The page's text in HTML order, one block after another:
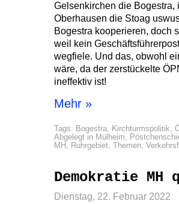
Gelsenkirchen die Bogestra,
Oberhausen die Stoag
Bogestra kooperieren, doch
weil kein
wegfiele. Und das, obwohl
wäre, da der zerstückelte
ineffektiv ist!
Mehr »
Tags: Bogestra, Kirchturmspolitik,
Abgelegt in Mülheim,
MH , Ruhrgebiet, Themen,
Demokratie MH
Dienstag, 22. Februar 2022